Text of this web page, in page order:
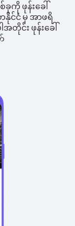
ကို ဖုန်းခေါ်
င်ငံ မှ အာဖရိ
တိုင်း ဖုန်းခေါ်